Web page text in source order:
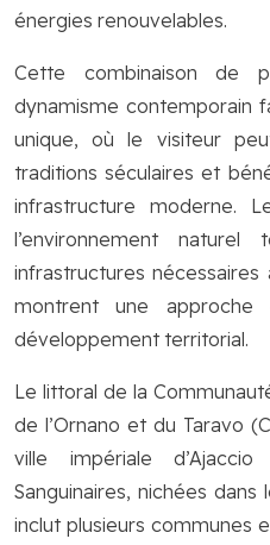
énergies renouvelables.
Cette combinaison de
dynamisme contemporain
unique, où le visiteur
traditions séculaires et
infrastructure moderne.
l’environnement
infrastructures
montrent une
développement territorial.
Le littoral de la
de l’Ornano et du Taravo
ville impériale
Sanguinaires, nichées dans
inclut plusieurs communes